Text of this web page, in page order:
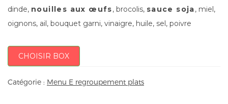
dinde, nouilles aux œufs, brocolis, sauce soja, miel,
oignons, ail, bouquet garni, vinaigre, huile, sel, poivre
CHOISIR BOX
Catégorie : Menu E regroupement plats